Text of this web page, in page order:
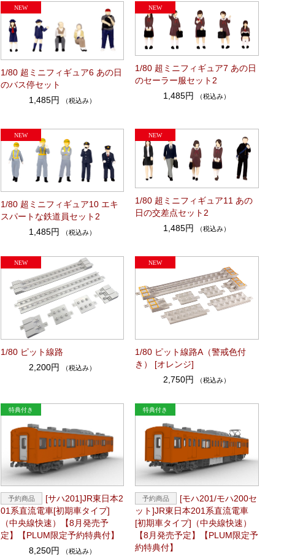
1/80 超ミニフィギュア6 あの日
のバス停セット
1,485円
（税込み）
1/80 超ミニフィギュア7 あの日
のセーラー服セット2
1,485円
（税込み）
1/80 超ミニフィギュア10 エキ
スパートな鉄道員セット2
1,485円
（税込み）
1/80 超ミニフィギュア11 あの
日の交差点セット2
1,485円
（税込み）
1/80 ピット線路
2,200円
（税込み）
1/80 ピット線路A（警戒色付
き） [オレンジ]
2,750円
（税込み）
[サハ201]JR東日本2
01系直流電車[初期車タイプ]
（中央線快速）【8月発売予
定】【PLUM限定予約特典付】
8,250円
（税込み）
[モハ201/モハ200セ
ット]JR東日本201系直流電車
[初期車タイプ]（中央線快速）
【8月発売予定】【PLUM限定予
約特典付】